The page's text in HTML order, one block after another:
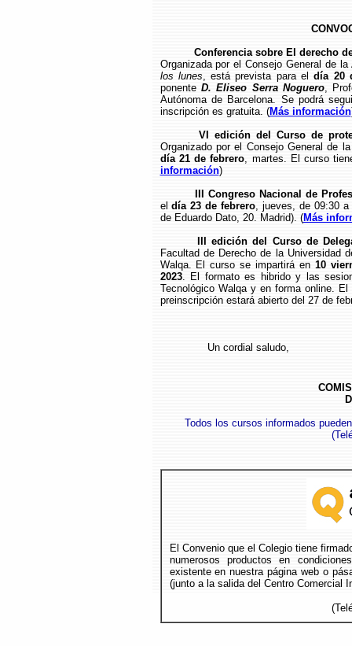
Conferencia sobre El derecho
Organizada por el Consejo General de
los lunes, está prevista para eldía 20
ponente D. Eliseo Serra Noguero,
Autónoma de Barcelona. Se podrá
inscripción es gratuita. (Más información
VI edición del Curso de
Organizado por el Consejo General de
día 21 de febrero, martes. El curso
información)
III Congreso Nacional de
eldía 23 de febrero, jueves, de 09:30 a
de Eduardo Dato, 20. Madrid). (Más
III edición del Curso de
Facultad de Derecho de la Universidad
Walqa. El curso se impartirá en 10
2023. El formato es hibrido y las
Tecnológico Walqa y en forma online.
preinscripción estará abierto del 27 de
Un cordial saludo,
Todos los cursos informados
(
El Convenio que el Colegio tiene
numerosos productos en
existente en nuestra página web o
(junto a la salida del Centro Comercial